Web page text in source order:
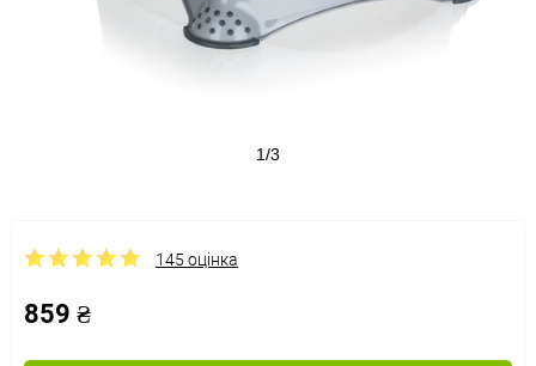
1/3
145 оцінка
859 ₴